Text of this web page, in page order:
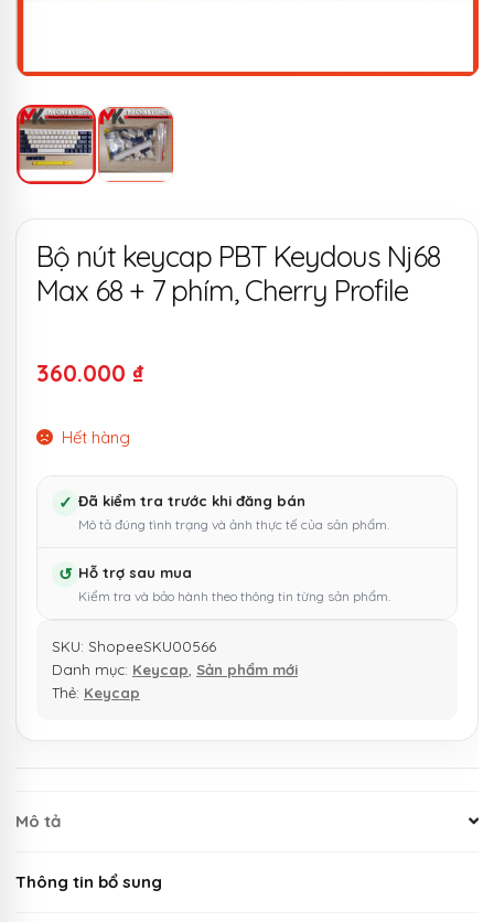
Bộ nút keycap PBT Keydous Nj68
Max 68 + 7 phím, Cherry Profile
360.000 ₫
Hết hàng
✓ Đã kiểm tra trước khi đăng bán
Mô tả đúng tình trạng và ảnh thực tế của sản phẩm.
↺ Hỗ trợ sau mua
Kiểm tra và bảo hành theo thông tin từng sản phẩm.
SKU: ShopeeSKU00566
Danh mục: Keycap Sản phẩm mới
Thẻ: Keycap
Mô tả
Thông tin bổ sung